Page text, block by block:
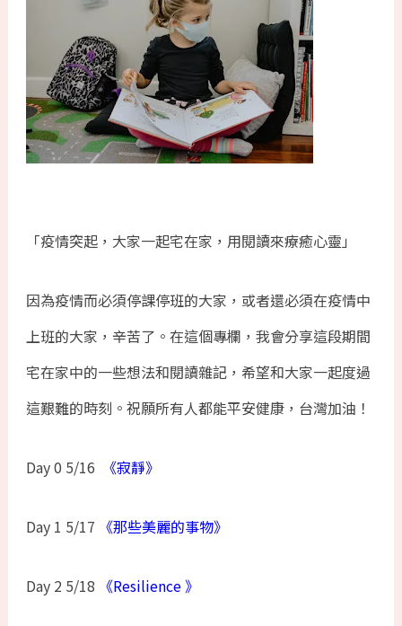
「疫情突起，大家一起宅在家，用閱讀來療癒心靈」
因為疫情而必須停課停班的大家，或者還必須在疫情中
上班的大家，辛苦了。在這個專欄，我會分享這段期間
宅在家中的一些想法和閱讀雜記，希望和大家一起度過
這艱難的時刻。祝願所有人都能平安健康，台灣加油！
Day 0 5/16 《寂靜》
Day 1 5/17 《那些美麗的事物》
Day 2 5/18 《Resilience 》